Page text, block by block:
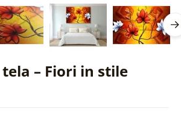
– Fiori in stile